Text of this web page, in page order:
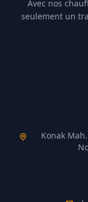
Avec nos
seulement un
Konak